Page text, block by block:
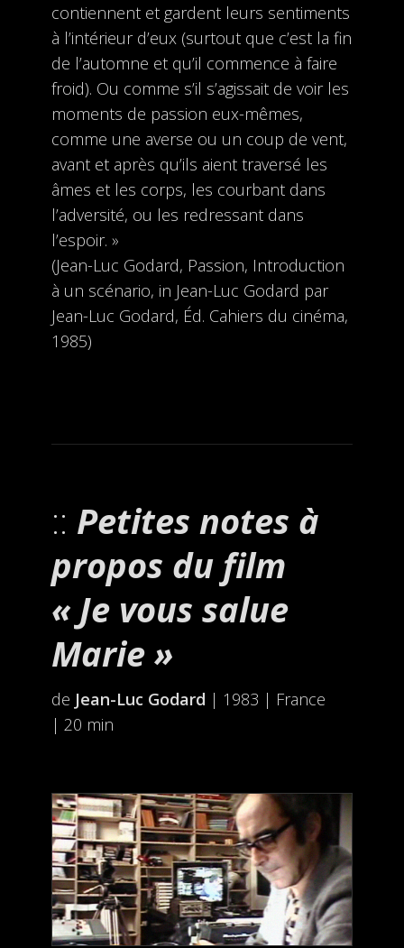
contiennent et gardent leurs sentiments
à l’intérieur d’eux (surtout que c’est la fin
de l’automne et qu’il commence à faire
froid). Ou comme s’il s’agissait de voir les
moments de passion eux-mêmes,
comme une averse ou un coup de vent,
avant et après qu’ils aient traversé les
âmes et les corps, les courbant dans
l’adversité, ou les redressant dans
l’espoir. »
(Jean-Luc Godard, Passion, Introduction
à un scéna­rio, in Jean-Luc Godard par
Jean-Luc Godard, Éd. Ca­hiers du cinéma,
1985)
Petites notes à
propos du film
« Je vous salue
Marie »
de Jean-Luc Godard | 1983 | France
| 20 min